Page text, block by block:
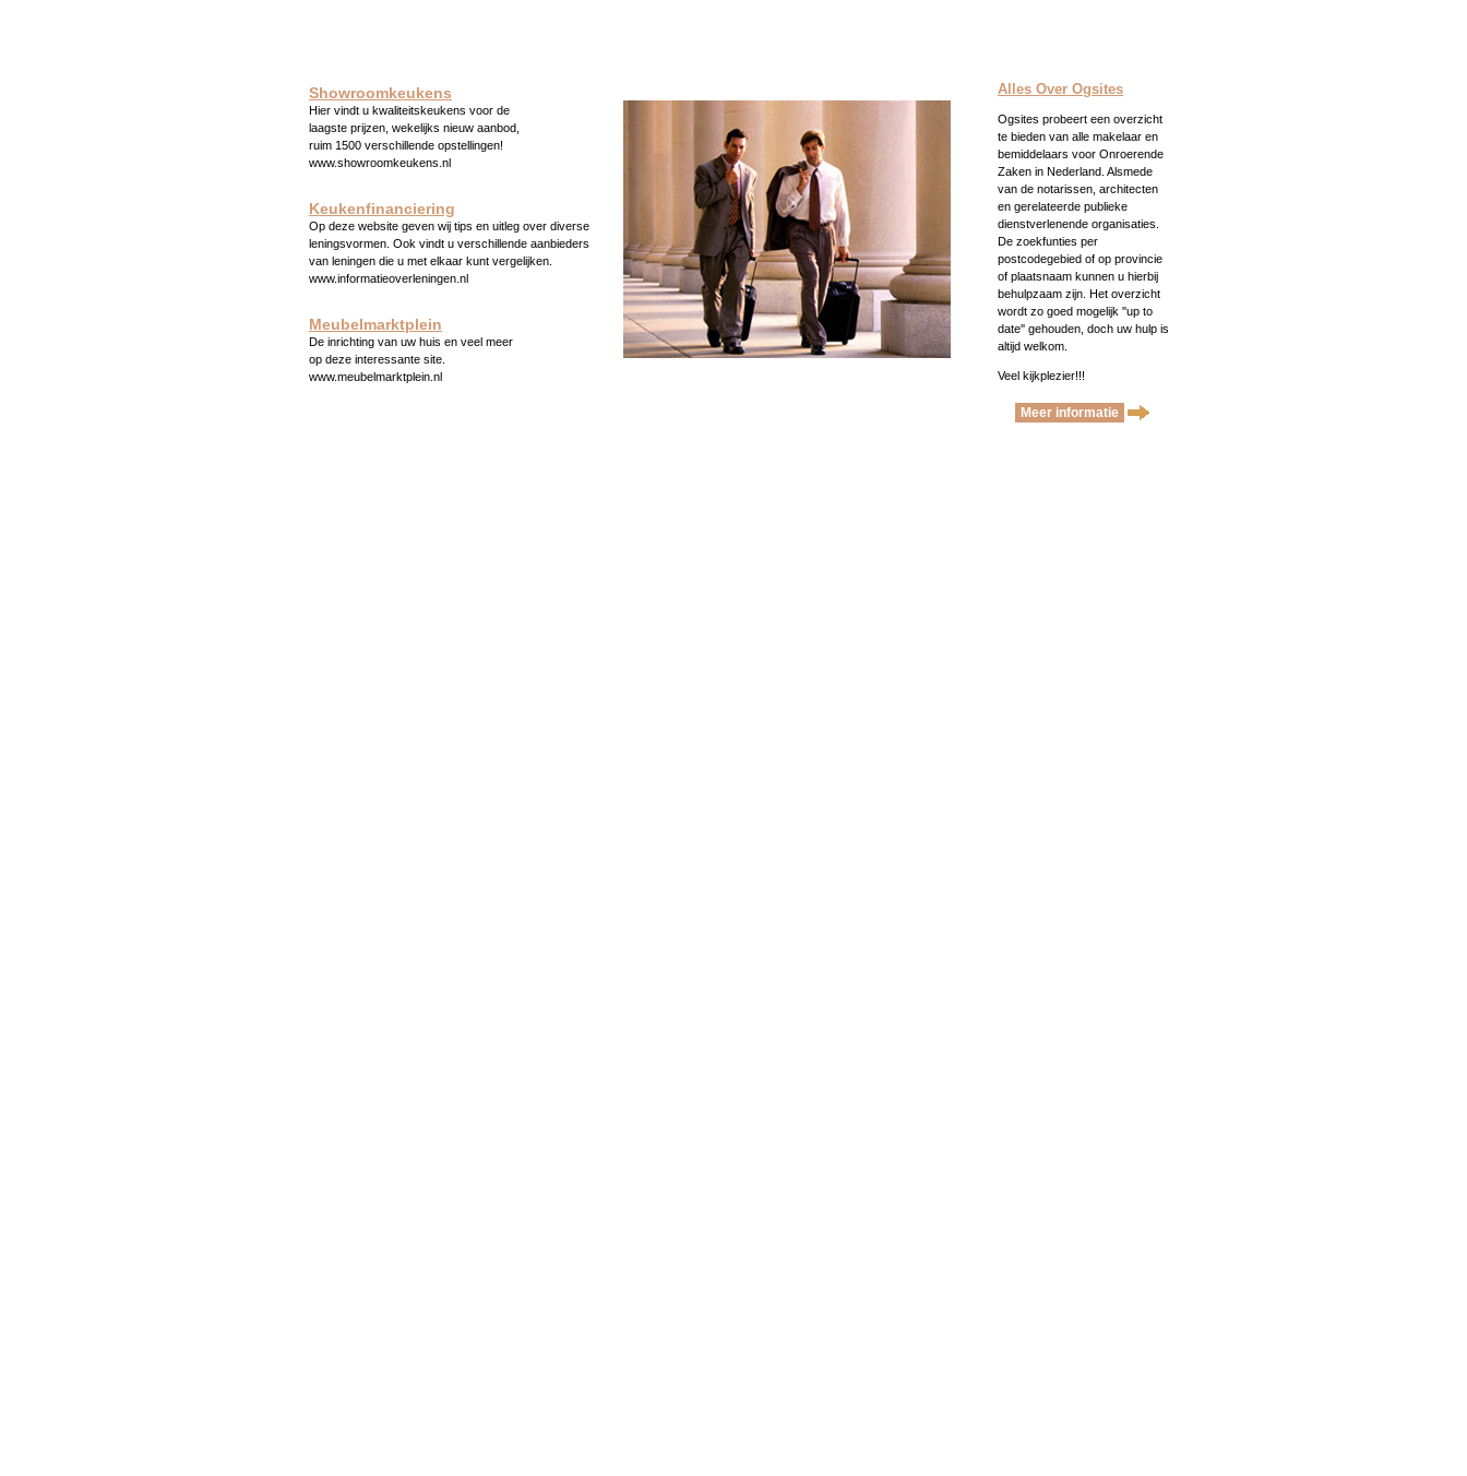
Showroomkeukens
Hier vindt u kwaliteitskeukens voor de
laagste prijzen, wekelijks nieuw aanbod,
ruim 1500 verschillende opstellingen!
www.showroomkeukens.nl
Keukenfinanciering
Op deze website geven wij tips en uitleg over diverse
leningsvormen. Ook vindt u verschillende aanbieders
van leningen die u met elkaar kunt vergelijken.
www.informatieoverleningen.nl
Meubelmarktplein
De inrichting van uw huis en veel meer
op deze interessante site.
www.meubelmarktplein.nl
Alles Over Ogsites
Ogsites probeert een overzicht
te bieden van alle makelaar en
bemiddelaars voor Onroerende
Zaken in Nederland. Alsmede
van de notarissen, architecten
en gerelateerde publieke
dienstverlenende organisaties.
De zoekfunties per
postcodegebied of op provincie
of plaatsnaam kunnen u hierbij
behulpzaam zijn. Het overzicht
wordt zo goed mogelijk ''up to
date'' gehouden, doch uw hulp is
altijd welkom.
Veel kijkplezier!!!
Meer informatie